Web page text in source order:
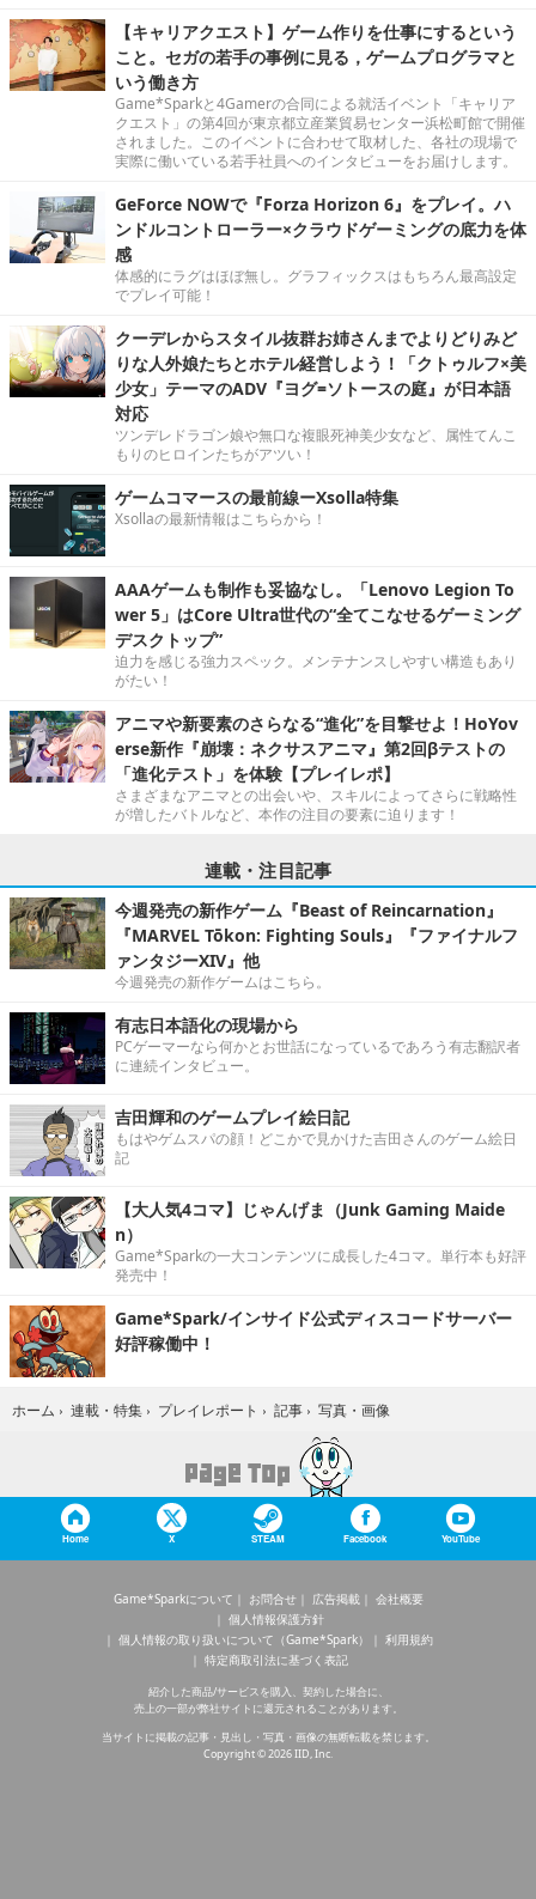
【キャリアクエスト】ゲーム作りを仕事にするという
こと。セガの若手の事例に見る，ゲームプログラマと
いう働き方
Game*Sparkと4Gamerの合同による就活イベント「キャリア
クエスト」の第4回が東京都立産業貿易センター浜松町館で開催
されました。このイベントに合わせて取材した、各社の現場で
実際に働いている若手社員へのインタビューをお届けします。
GeForce NOWで『Forza Horizon 6』をプレイ。ハ
ンドルコントローラー×クラウドゲーミングの底力を体
感
体感的にラグはほぼ無し。グラフィックスはもちろん最高設定
でプレイ可能！
クーデレからスタイル抜群お姉さんまでよりどりみど
りな人外娘たちとホテル経営しよう！「クトゥルフ×美
少女」テーマのADV『ヨグ=ソトースの庭』が日本語
対応
ツンデレドラゴン娘や無口な複眼死神美少女など、属性てんこ
もりのヒロインたちがアツい！
ゲームコマースの最前線ーXsolla特集
Xsollaの最新情報はこちらから！
AAAゲームも制作も妥協なし。「Lenovo Legion To
wer 5」はCore Ultra世代の“全てこなせるゲーミング
デスクトップ”
迫力を感じる強力スペック。メンテナンスしやすい構造もあり
がたい！
アニマや新要素のさらなる“進化”を目撃せよ！HoYov
erse新作『崩壊：ネクサスアニマ』第2回βテストの
「進化テスト」を体験【プレイレポ】
さまざまなアニマとの出会いや、スキルによってさらに戦略性
が増したバトルなど、本作の注目の要素に迫ります！
連載・注目記事
今週発売の新作ゲーム『Beast of Reincarnation』
『MARVEL Tōkon: Fighting Souls』『ファイナルフ
ァンタジーXIV』他
今週発売の新作ゲームはこちら。
有志日本語化の現場から
PCゲーマーなら何かとお世話になっているであろう有志翻訳者
に連続インタビュー。
吉田輝和のゲームプレイ絵日記
もはやゲムスパの顔！どこかで見かけた吉田さんのゲーム絵日
記
【大人気4コマ】じゃんげま（Junk Gaming Maide
n）
Game*Sparkの一大コンテンツに成長した4コマ。単行本も好評
発売中！
Game*Spark/インサイド公式ディスコードサーバー
好評稼働中！
ホーム › 連載・特集 › プレイレポート › 記事 › 写真・画像
Home X STEAM Facebook YouTube
Game*Sparkについて お問合せ 広告掲載
会社概要
個人情報保護方針
個人情報の取り扱いについて（Game*Spark）
利用規約
特定商取引法に基づく表記
紹介した商品/サービスを購入、契約した場合に、
売上の一部が弊社サイトに還元されることがあります。
当サイトに掲載の記事・見出し・写真・画像の無断転載を禁じます。
Copyright © 2026 IID, Inc.